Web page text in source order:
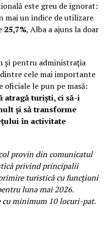
este greu de ignorat:
mai un indice de utilizare
25,7%, Alba a ajuns la doar
și pentru administrația
dintre cele mai importante
le pun pe masă:
atragă turiști, ci să-i
și să transforme
în activitate
provin din comunicatul
privind principalii
turistică cu funcțiuni
luna mai 2026.
minimum 10 locuri-pat.